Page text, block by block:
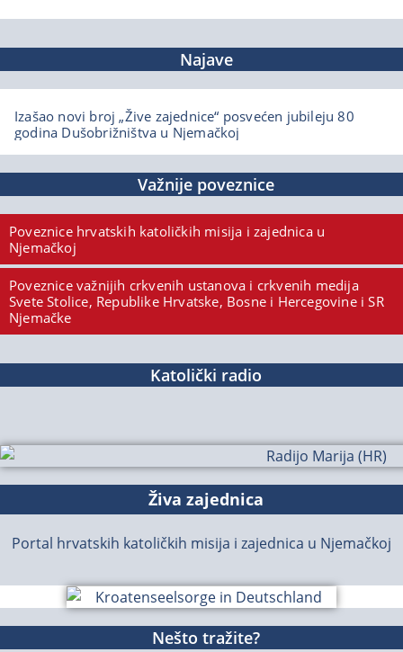
Najave
Izašao novi broj „Žive zajednice“ posvećen jubileju 80
godina Dušobrižništva u Njemačkoj
Važnije poveznice
Poveznice hrvatskih katoličkih misija i zajednica u
Njemačkoj
Poveznice važnijih crkvenih ustanova i crkvenih medija
Svete Stolice, Republike Hrvatske, Bosne i Hercegovine i SR
Njemačke
Katolički radio
Živa zajednica
Portal hrvatskih katoličkih misija i zajednica u Njemačkoj
Nešto tražite?